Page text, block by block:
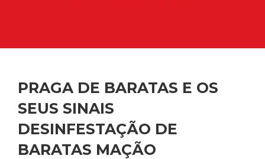
PRAGA DE BARATAS E OS
SEUS SINAIS
DESINFESTAÇÃO DE
BARATAS MAÇÃO